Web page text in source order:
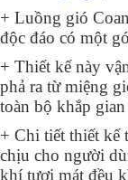
+ Luồng gió
độc đáo có một
+ Thiết kế này
phả ra từ miệng
toàn bộ khắp
+ Chi tiết thiết kế
chịu cho người
khí tươi mát đều